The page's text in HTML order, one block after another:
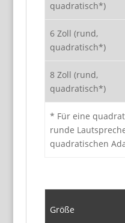
quadratisch*)
6 Zoll (rund,
quadratisch*)
8 Zoll (rund,
quadratisch*)
* Für eine
runde
quadratischen
Größe